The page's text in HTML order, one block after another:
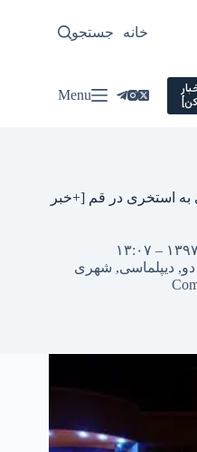
خانه سیاسی
جستجو
Menu
به استخری در قم [+خبر
دو, دیپلماسی, شهری